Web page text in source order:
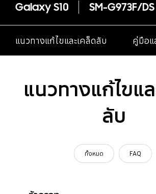
Galaxy S10 SM-G973F/DS
แนวทางแก้ไขและเคล็ดลับ คู่มือแ
แนวทางแก้ไขแ
ลับ
ทั้งหมด FAQ